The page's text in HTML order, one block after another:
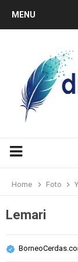
MENU
Home Foto
Lemari